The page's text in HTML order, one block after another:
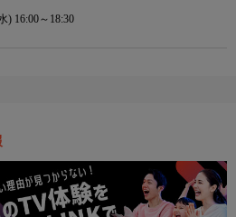
) 16:00～18:30